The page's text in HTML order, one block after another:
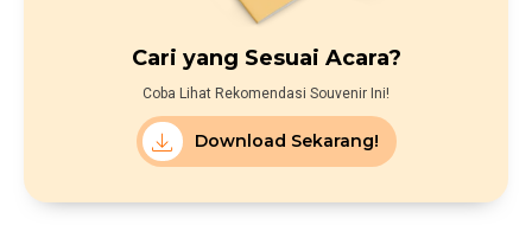
Cari yang Sesuai Acara?
Coba Lihat Rekomendasi Souvenir Ini!
Download Sekarang!